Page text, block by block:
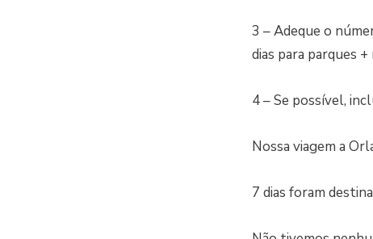
3 – Adeque o
dias para parques
4 – Se possível,
Nossa viagem a
7 dias foram